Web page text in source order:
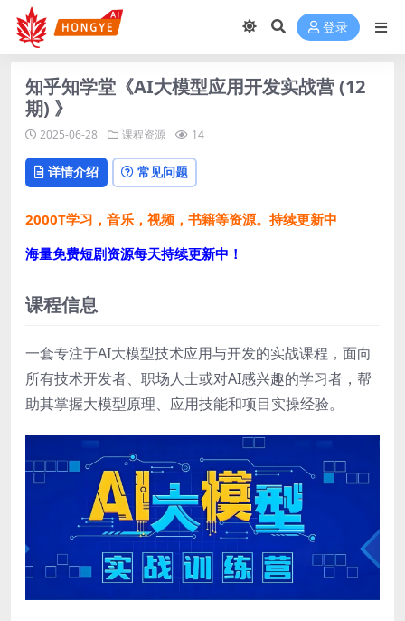
登录
知乎知学堂《AI大模型应用开发实战营 (12
期) 》
2025-06-28 课程资源 14
详情介绍 常见问题
2000T学习，音乐，视频，书籍等资源。持续更新中
海量免费短剧资源每天持续更新中！
课程信息
一套专注于AI大模型技术应用与开发的实战课程，面向
所有技术开发者、职场人士或对AI感兴趣的学习者，帮
助其掌握大模型原理、应用技能和项目实操经验。